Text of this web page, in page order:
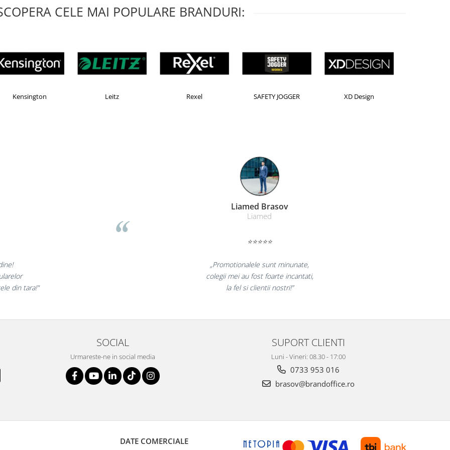
CELE MAI POPULARE BRANDURI:
Farmacom Brasov
Farmacom
⭐⭐⭐⭐⭐
„Ne bucuram pentru reluarea colaborarii si
ne declaram multumiti pentru produsele plasate
si finalizate cu succes la timp."
SOCIAL
Urmareste-ne in social media
SUPORT CLIENTI
Luni - Vineri: 08.30 - 17:00
0733 953 016
brasov@brandoffice.ro
DATE COMERCIALE